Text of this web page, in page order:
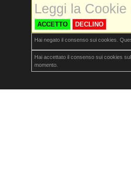
Leggi la Cookie
ACCETTO DECLINO
Hai negato il consenso sui cookies.
Hai accettato il consenso sui cookies
momento.